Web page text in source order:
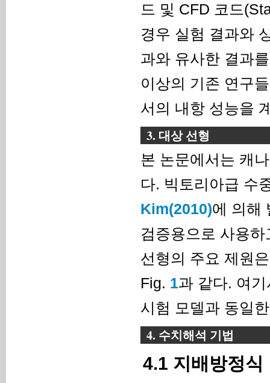
드 및 CFD 코드
경우 실험 결과와
과와 유사한 결과
이상의 기존 연구
서의 내항 성능을
3. 대상 선형
본 논문에서는 캐
다. 빅토리아급 수
Kim(2010)에 의해
검증용으로 사용
선형의 주요 제원
Fig. 1과 같다. 여
시험 모델과 동일
4. 수치해석 기법
4.1 지배방정식